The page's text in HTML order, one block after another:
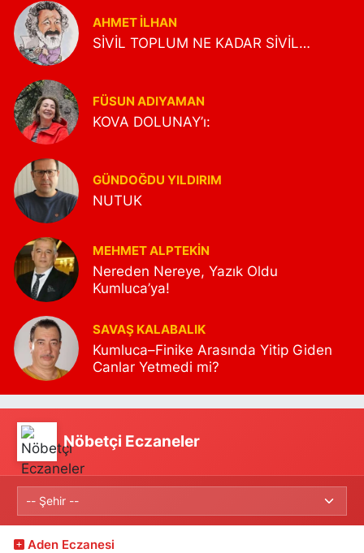
AHMET İLHAN
SİVİL TOPLUM NE KADAR SİVİL…
FÜSUN ADIYAMAN
KOVA DOLUNAY’ı:
GÜNDOĞDU YILDIRIM
NUTUK
MEHMET ALPTEKİN
Nereden Nereye, Yazık Oldu
Kumluca’ya!
SAVAŞ KALABALIK
Kumluca–Finike Arasında Yitip Giden
Canlar Yetmedi mi?
Nöbetçi Eczaneler
Aden Eczanesi